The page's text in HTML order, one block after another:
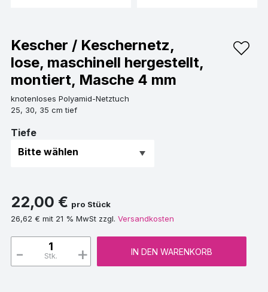
Kescher / Keschernetz,
lose, maschinell hergestellt,
montiert, Masche 4 mm
knotenloses Polyamid-Netztuch
25, 30, 35 cm tief
Tiefe
22,00 € pro Stück
26,62 € mit 21 % MwSt zzgl. Versandkosten
Stk. +
- IN DEN WARENKORB